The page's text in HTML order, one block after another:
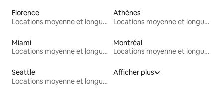
Florence
Locations moyenne et longue durée
Athènes
Locations moyenne et longue durée
Miami
Locations moyenne et longue durée
Montréal
Locations moyenne et longue durée
Seattle
Locations moyenne et longue durée
Afficher plus